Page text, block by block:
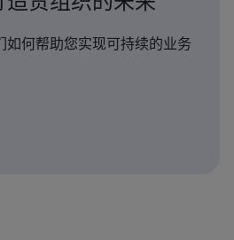
如何帮助您实现可持续的业务